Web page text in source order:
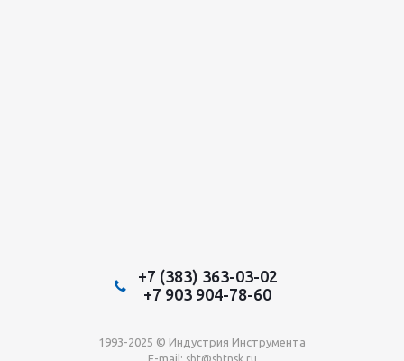
+7 (383) 363-03-02
+7 903 904-78-60
1993-2025 © Индустрия Инструмента
E-mail: